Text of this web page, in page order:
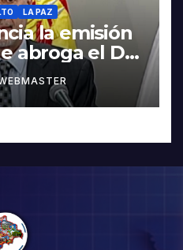
LA PAZ
la emisión
abroga el DS